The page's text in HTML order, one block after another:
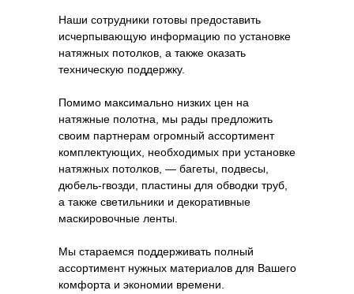
Наши сотрудники готовы предоставить
исчерпывающую информацию по установке
натяжных потолков, а также оказать
техническую поддержку.
Помимо максимально низких цен на
натяжные полотна, мы рады предложить
своим партнерам огромный ассортимент
комплектующих, необходимых при установке
натяжных потолков, — багеты, подвесы,
дюбель-гвозди, пластины для обводки труб,
а также светильники и декоративные
маскировочные ленты.
Мы стараемся поддерживать полный
ассортимент нужных материалов для Вашего
комфорта и экономии времени.